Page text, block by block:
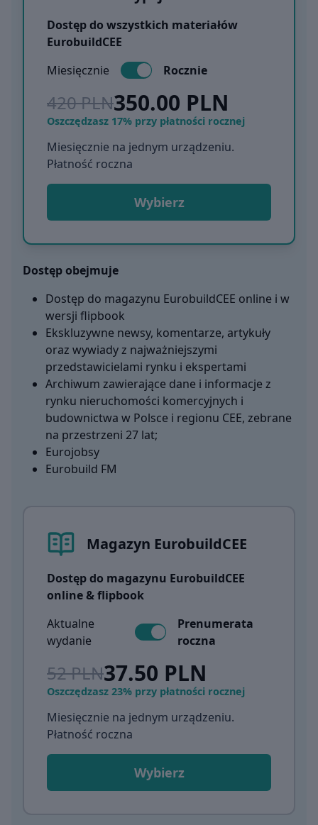
Magazyn EurobuildCEE
Dostęp do magazynu EurobuildCEE
online & flipbook
Aktualne
wydanie
Prenumerata
roczna
52 PLN37.50 PLN
Oszczędzasz 23% przy płatności rocznej
Miesięcznie na jednym urządzeniu.
Płatność roczna
Wybierz
Dostęp do wszystkich materiałów
EurobuildCEE
Miesięcznie
Rocznie
420 PLN350.00 PLN
Oszczędzasz 17% przy płatności rocznej
Miesięcznie na jednym urządzeniu.
Płatność roczna
Wybierz
Dostęp obejmuje
Dostęp do magazynu EurobuildCEE online i w
wersji flipbook
Ekskluzywne newsy, komentarze, artykuły
oraz wywiady z najważniejszymi
przedstawicielami rynku i ekspertami
Archiwum zawierające dane i informacje z
rynku nieruchomości komercyjnych i
budownictwa w Polsce i regionu CEE, zebrane
na przestrzeni 27 lat;
Eurojobsy
Eurobuild FM